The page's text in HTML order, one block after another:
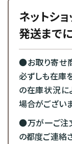
ネットシ
発送まで
●お取り寄せ
必ずしも在庫
の在庫状況に
場合がございま
●万が一ご注
の都度ご連絡